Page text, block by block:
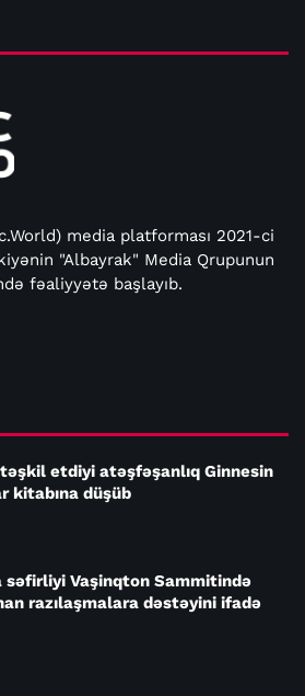
media platforması 2021-ci
"Albayrak" Media Qrupunun
fəaliyyətə başlayıb.
təşkil etdiyi atəşfəşanlıq Ginnesin
kitabına düşüb
səfirliyi Vaşinqton Sammitində
razılaşmalara dəstəyini ifadə